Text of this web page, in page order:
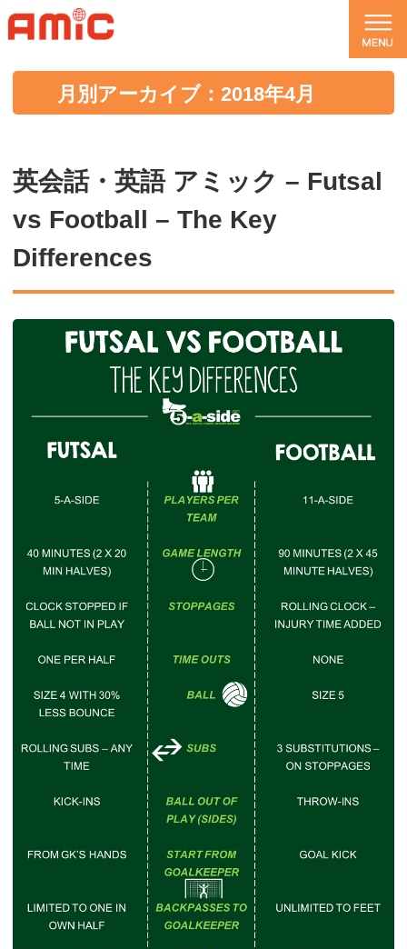
月別アーカイブ：2018年4月
英会話・英語 アミック – Futsal
vs Football – The Key
Differences